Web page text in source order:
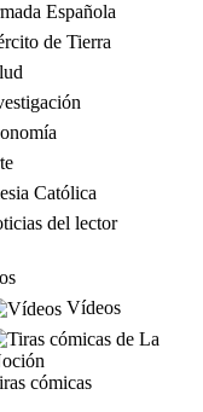
Española
de Tierra
Católica
del lector
Vídeos
cómicas